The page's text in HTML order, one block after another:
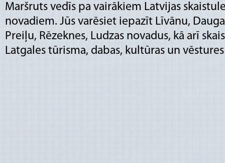
Maršruts vedīs pa vairākiem Latvijas
novadiem. Jūs varēsiet iepazīt Līvānu,
Preiļu, Rēzeknes, Ludzas novadus, kā arī
Latgales tūrisma, dabas, kultūras un